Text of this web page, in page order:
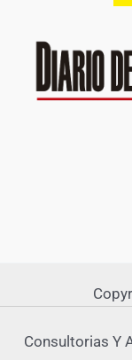
Consultorias Y